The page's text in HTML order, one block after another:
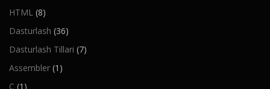
HTML (8)
Dasturlash (36)
Dasturlash Tillari (7)
Assembler (1)
C (1)